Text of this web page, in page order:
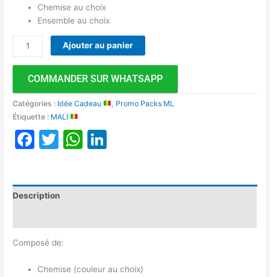
Chemise au choix
Ensemble au choix
Ajouter au panier
COMMANDER SUR WHATSAPP
Catégories : Idée Cadeau
Promo Packs ML
Étiquette : MALI
Facebook
TwitterWhatsApp
Description
Composé de:
Chemise (couleur au choix)